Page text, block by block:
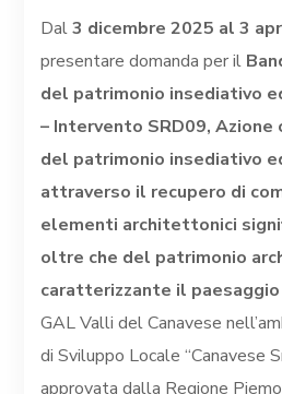
Dal3 dicembre2025 al 3
presentare domanda per il
del patrimonio insediativo
– Intervento SRD09, Azione
del patrimonio insediativo
attraverso il recupero di
elementi architettonici
oltre che del patrimonio
caratterizzante il
GAL Valli del Canavese
di Sviluppo Locale “Canavese
approvata dalla Regione